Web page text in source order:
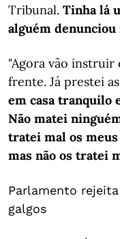
Tribunal. Tinha lá
alguém denunciou
"Agora vão instruir
frente. Já prestei
em casa tranquilo
Não matei
tratei mal os meus
mas não os tratei
Parlamento
galgos